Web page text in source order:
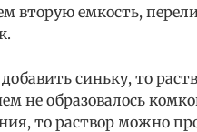
вторую емкость,
синьку, то
не образовалось
то раствор можно